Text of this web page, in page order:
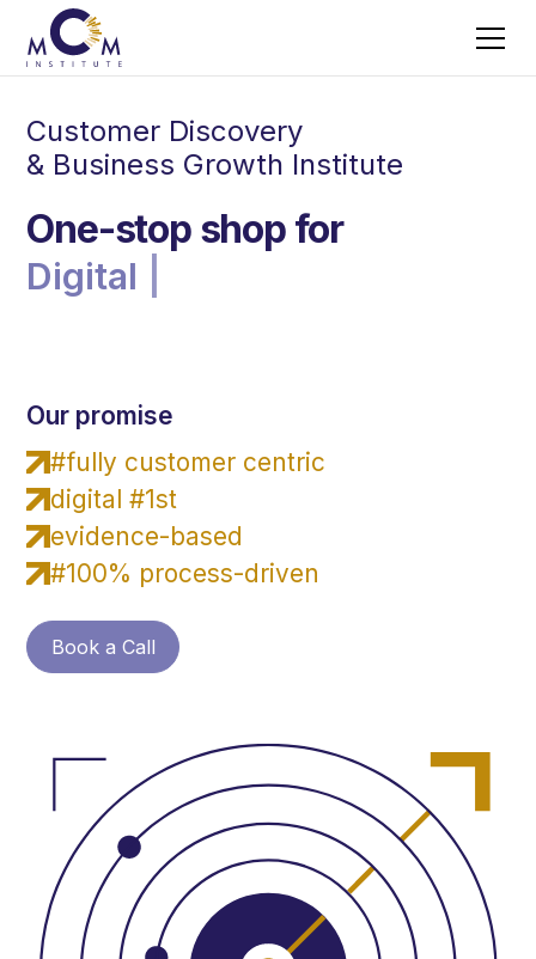
Customer Discovery
& Business Growth Institute
One-stop shop for
Digital Products
Our promise
#fully customer centric
digital #1st
evidence-based
#100% process-driven
Book a Call